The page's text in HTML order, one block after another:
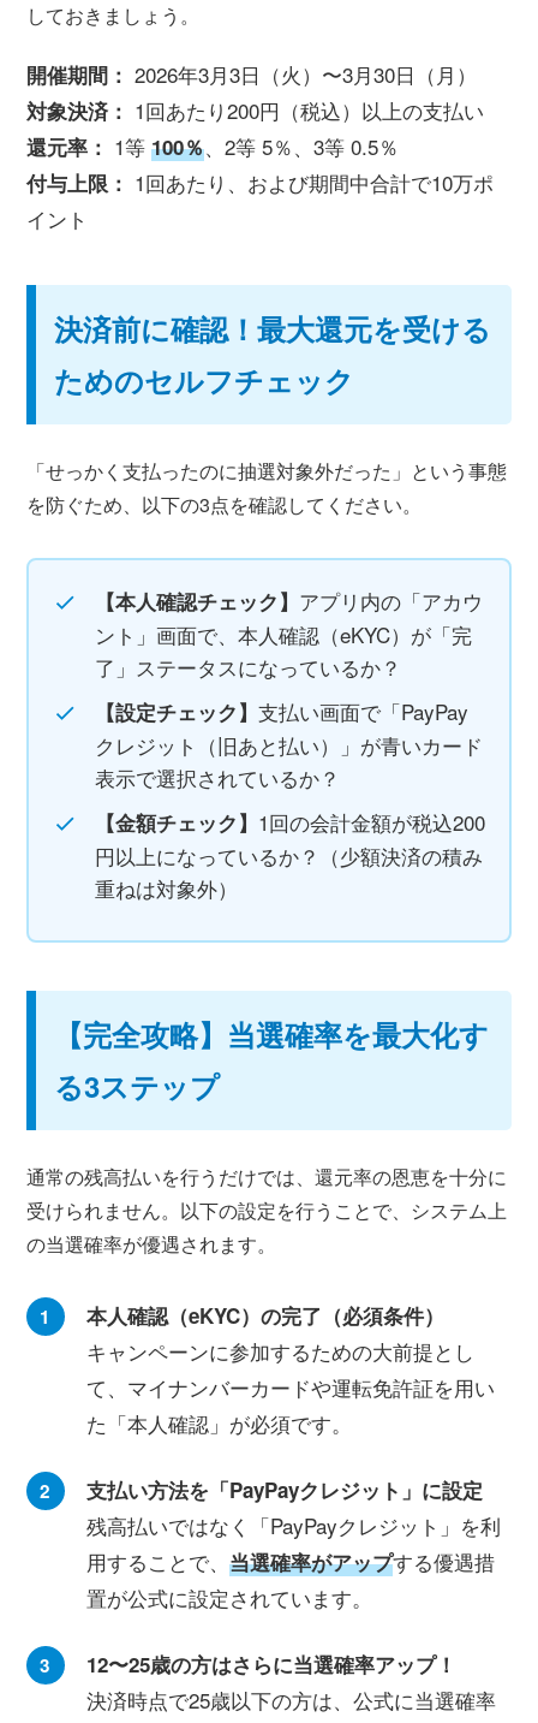
しておきましょう。
開催期間： 2026年3月3日（火）〜3月30日（月）
対象決済： 1回あたり200円（税込）以上の支払い
還元率： 1等 100％、2等 5％、3等 0.5％
付与上限： 1回あたり、および期間中合計で10万ポ
イント
決済前に確認！最大還元を受ける
ためのセルフチェック
「せっかく支払ったのに抽選対象外だった」という事態
を防ぐため、以下の3点を確認してください。
【本人確認チェック】 アプリ内の「アカウ
ント」画面で、本人確認（eKYC）が「完
了」ステータスになっているか？
【設定チェック】 支払い画面で「PayPay
クレジット（旧あと払い）」が青いカード
表示で選択されているか？
【金額チェック】 1回の会計金額が税込200
円以上になっているか？（少額決済の積み
重ねは対象外）
【完全攻略】当選確率を最大化す
る3ステップ
通常の残高払いを行うだけでは、還元率の恩恵を十分に
受けられません。以下の設定を行うことで、システム上
の当選確率が優遇されます。
本人確認（eKYC）の完了（必須条件）
キャンペーンに参加するための大前提とし
て、マイナンバーカードや運転免許証を用い
た「本人確認」が必須です。
支払い方法を「PayPayクレジット」に設定
残高払いではなく「PayPayクレジット」を利
用することで、 当選確率がアップする優遇措
置が公式に設定されています。
12〜25歳の方はさらに当選確率アップ！
決済時点で25歳以下の方は、公式に当選確率